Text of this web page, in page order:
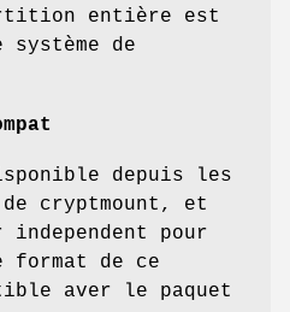
entière est
de
depuis les
cryptmount, et
pour
de ce
aver le paquet